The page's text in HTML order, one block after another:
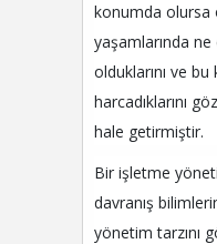
konumda olursa
yaşamlarında
olduklarını ve
harcadıklarını
hale getirmiştir.
Bir işletme
davranış
yönetim tarzını